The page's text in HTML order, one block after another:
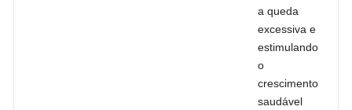
a queda
excessiva e
estimulando
o
crescimento
saudável